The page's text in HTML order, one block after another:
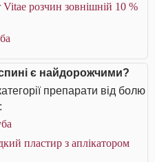
розчин зовнішній 10 %
є найдорожчими?
препарати від болю
пластир з аплікатором